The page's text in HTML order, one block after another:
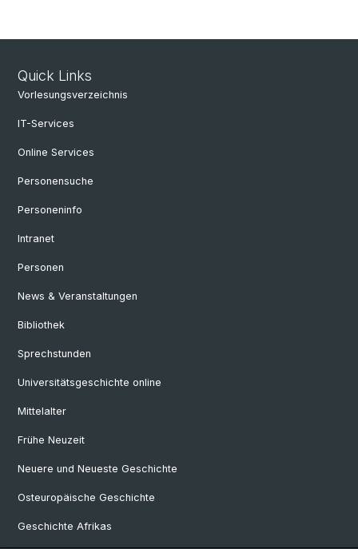
Quick Links
Vorlesungsverzeichnis
IT-Services
Online Services
Personensuche
Personeninfo
Intranet
Personen
News & Veranstaltungen
Bibliothek
Sprechstunden
Universitätsgeschichte online
Mittelalter
Frühe Neuzeit
Neuere und Neueste Geschichte
Osteuropäische Geschichte
Geschichte Afrikas